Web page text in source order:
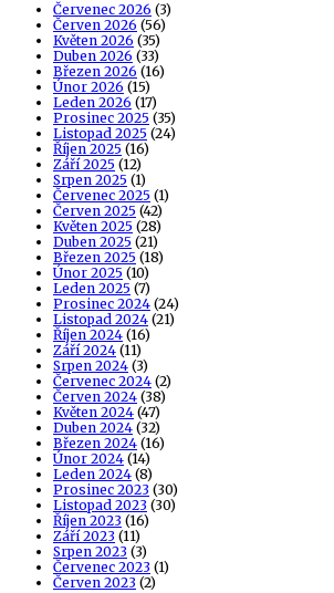
Červenec 2026 (3)
Červen 2026 (56)
Květen 2026 (35)
Duben 2026 (33)
Březen 2026 (16)
Únor 2026 (15)
Leden 2026 (17)
Prosinec 2025 (35)
Listopad 2025 (24)
Říjen 2025 (16)
Září 2025 (12)
Srpen 2025 (1)
Červenec 2025 (1)
Červen 2025 (42)
Květen 2025 (28)
Duben 2025 (21)
Březen 2025 (18)
Únor 2025 (10)
Leden 2025 (7)
Prosinec 2024 (24)
Listopad 2024 (21)
Říjen 2024 (16)
Září 2024 (11)
Srpen 2024 (3)
Červenec 2024 (2)
Červen 2024 (38)
Květen 2024 (47)
Duben 2024 (32)
Březen 2024 (16)
Únor 2024 (14)
Leden 2024 (8)
Prosinec 2023 (30)
Listopad 2023 (30)
Říjen 2023 (16)
Září 2023 (11)
Srpen 2023 (3)
Červenec 2023 (1)
Červen 2023 (2)